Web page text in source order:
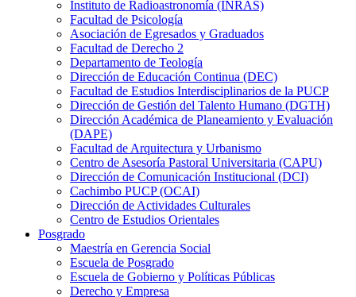
Instituto de Radioastronomía (INRAS)
Facultad de Psicología
Asociación de Egresados y Graduados
Facultad de Derecho 2
Departamento de Teología
Dirección de Educación Continua (DEC)
Facultad de Estudios Interdisciplinarios de la PUCP
Dirección de Gestión del Talento Humano (DGTH)
Dirección Académica de Planeamiento y Evaluación
(DAPE)
Facultad de Arquitectura y Urbanismo
Centro de Asesoría Pastoral Universitaria (CAPU)
Dirección de Comunicación Institucional (DCI)
Cachimbo PUCP (OCAI)
Dirección de Actividades Culturales
Centro de Estudios Orientales
Posgrado
Maestría en Gerencia Social
Escuela de Posgrado
Escuela de Gobierno y Políticas Públicas
Derecho y Empresa